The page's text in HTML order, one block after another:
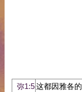
弥1:5这都因雅各